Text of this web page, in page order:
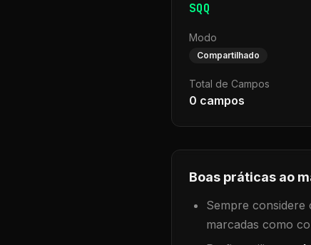
SQQ
Modo
Compartilhado
Total de Campos
0 campos
Boas práticas ao
Sempre considere
marcadas como